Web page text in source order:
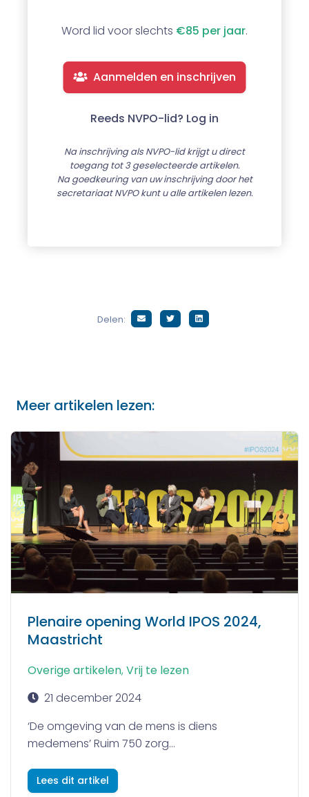
Word lid voor slechts €85 per jaar.
Aanmelden en inschrijven
Reeds NVPO-lid? Log in
Na inschrijving als NVPO-lid krijgt u direct
toegang tot 3 geselecteerde artikelen.
Na goedkeuring van uw inschrijving door het
secretariaat NVPO kunt u alle artikelen lezen.
Delen:
Meer artikelen lezen:
Plenaire opening World IPOS 2024,
Maastricht
Overige artikelen, Vrij te lezen
21 december 2024
‘De omgeving van de mens is diens
medemens’ Ruim 750 zorg...
Lees dit artikel